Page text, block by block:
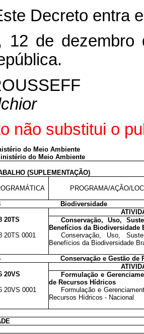
Decreto entra
12 de dezembro
não substitui o
do Meio Ambiente
do Meio Ambiente
(SUPLEMENTAÇÃO)
PROGRAMA/AÇÃO/
Biodiversidade
20TS
Conservação, Uso,
Benefícios da Biodiversidade
20TS 0001
Conservação, Uso,
Benefícios da Biodiversidade
Conservação e Gestão de
20VS
Formulação e
de Recursos Hídricos
20VS 0001
Formulação e
Recursos Hídricos - Nacional